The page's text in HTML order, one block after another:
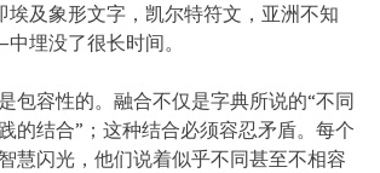
及象形文字，凯尔特符文，亚洲不知
埋没了很长时间。
包容性的。融合不仅是字典所说的“不同
的结合”；这种结合必须容忍矛盾。每个
慧闪光，他们说着似乎不同甚至不相容